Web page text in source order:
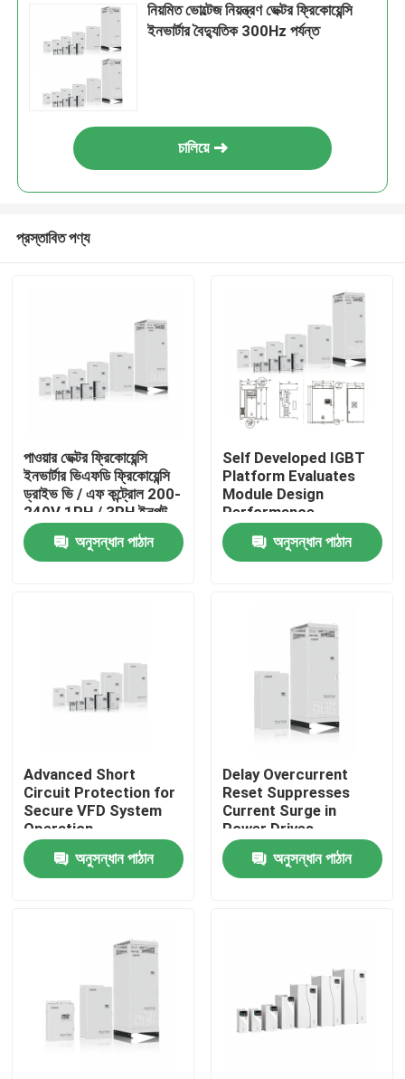
বাড়ি
কারখানা পরিদর্শন
গুণমান নিয়ন্ত্রণ
একটি উদ্ধৃতি অনুরোধ করুন
নিয়মিত ভোল্টেজ নিয়ন্ত্রণ ভেক্টর ফ্রিকোয়েন্সি
ইনভার্টার বৈদ্যুতিক 300Hz পর্যন্ত
চালিয়ে
প্রস্তাবিত পণ্য
পাওয়ার ভেক্টর ফ্রিকোয়েন্সি
ইনভার্টার ভিএফডি ফ্রিকোয়েন্সি
ড্রাইভ ভি / এফ কন্ট্রোল 200-
240V 1PH / 3PH ইনপুট
ভোল্টেজ নিম্ন কম্পন
অনুসন্ধান পাঠান
Self Developed IGBT
Platform Evaluates
Module Design
Performance
অনুসন্ধান পাঠান
Advanced Short
Circuit Protection for
Secure VFD System
Operation
অনুসন্ধান পাঠান
Delay Overcurrent
Reset Suppresses
Current Surge in
Power Drives
অনুসন্ধান পাঠান